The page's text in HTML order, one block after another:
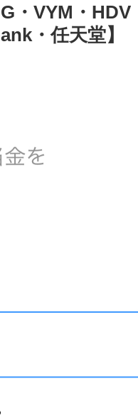
・VYM・HDV
・任天堂】